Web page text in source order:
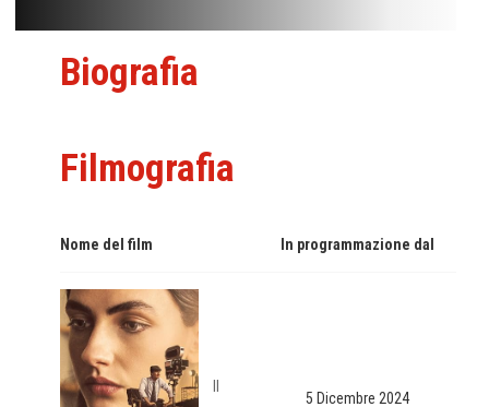
Biografia
Filmografia
Nome del film In programmazione dal
5 Dicembre 2024